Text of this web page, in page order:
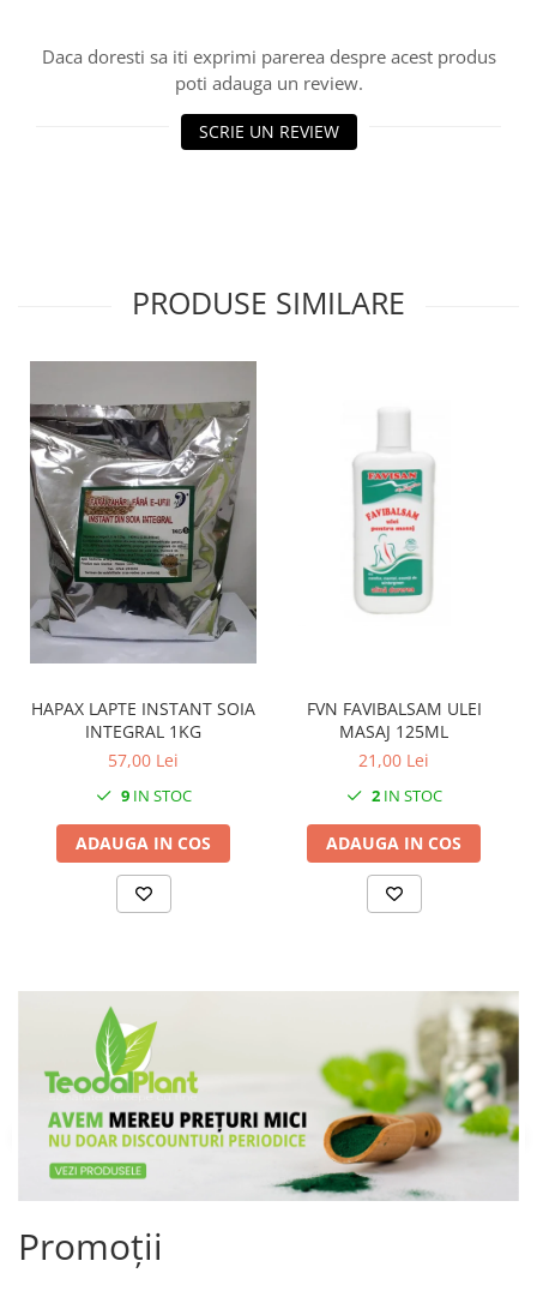
CREME AFECTIUNI PIELE
Daca doresti sa iti exprimi parerea despre acest produs
poti adauga un review.
SCRIE UN REVIEW
PRODUSE SIMILARE
HAPAX LAPTE INSTANT SOIA
INTEGRAL 1KG
57,00 Lei
9IN STOC
ADAUGA IN COS
FVN FAVIBALSAM ULEI
MASAJ 125ML
21,00 Lei
2IN STOC
ADAUGA IN COS
Promoții